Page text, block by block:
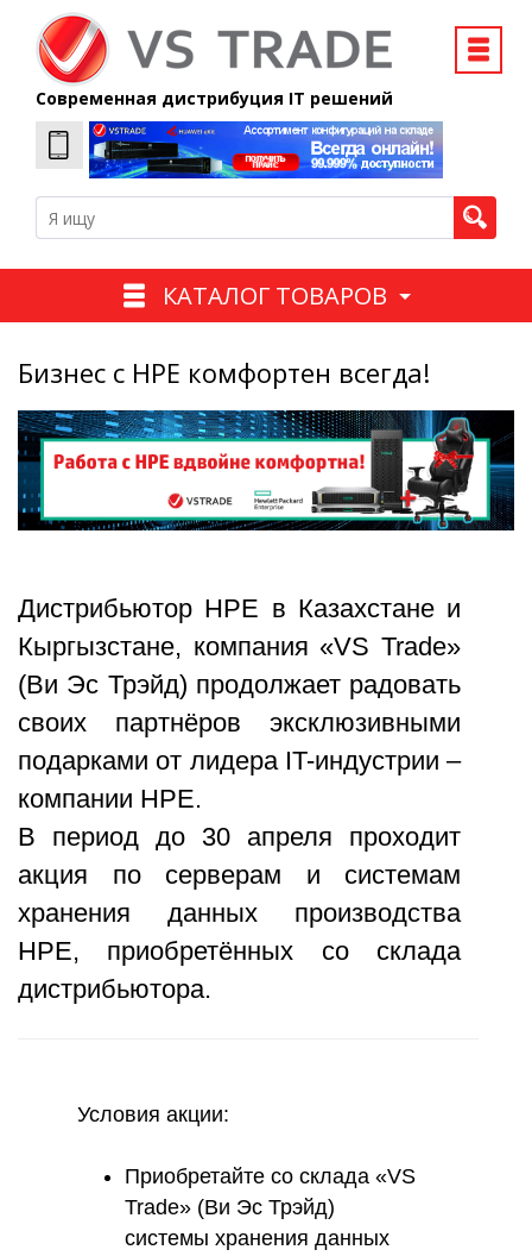
Современная дистрибуция IT решений
КАТАЛОГ ТОВАРОВ
Бизнес с HPE комфортен всегда!
Дистрибьютор HPE в Казахстане и
Кыргызстане, компания «VS Trade»
(Ви Эс Трэйд) продолжает радовать
своих партнёров эксклюзивными
подарками от лидера IT-индустрии –
компании HPE.
В период до 30 апреля проходит
акция по серверам и системам
хранения данных производства
HPE, приобретённых со склада
дистрибьютора.
Условия акции:
Приобретайте со склада «VS
Trade» (Ви Эс Трэйд)
системы хранения данных